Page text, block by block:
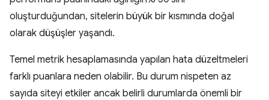
oluşturduğundan, sitelerin büyük bir kısmında doğal
olarak düşüşler yaşandı.
Temel metrik hesaplamasında yapılan hata düzeltmeleri
farklı puanlara neden olabilir. Bu durum nispeten az
sayıda siteyi etkiler ancak belirli durumlarda önemli bir